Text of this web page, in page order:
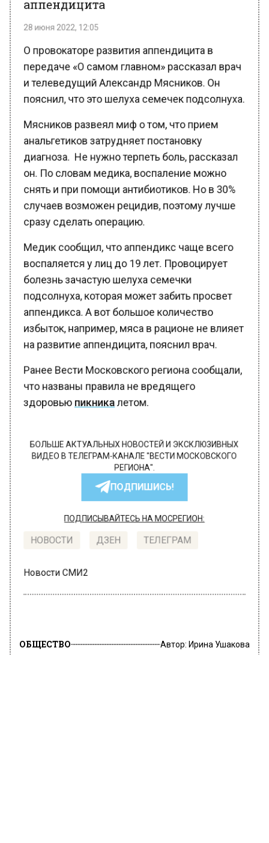
передаче «О самом главном» рассказал врач
и телеведущий Александр Мясников. Он
пояснил, что это шелуха семечек подсолнуха.
анальгетиков затрудняет постановку
диагноза. Не нужно терпеть боль, рассказал
он. По словам медика, воспаление можно
снять и при помощи антибиотиков. Но в 30%
сразу сделать операцию.
Медик сообщил, что аппендикс чаще всего
воспаляется у лиц до 19 лет. Провоцирует
болезнь зачастую шелуха семечки
подсолнуха, которая может забить просвет
аппендикса. А вот большое количество
избыток, например, мяса в рационе не влияет
на развитие аппендицита, пояснил врач.
Ранее Вести Московского региона сообщали,
что названы правила не вредящего
здоровьюпикникалетом.
БОЛЬШЕ АКТУАЛЬНЫХ НОВОСТЕЙ И ЭКСКЛЮЗИВНЫХ
ВИДЕО В ТЕЛЕГРАМ-КАНАЛЕ "ВЕСТИ МОСКОВСКОГО
РЕГИОНА".
ПОДПИШИСЬ!
ПОДПИСЫВАЙТЕСЬ НА МОСРЕГИОН:
НОВОСТИ ДЗЕН ТЕЛЕГРАМ
ОБЩЕСТВО Автор: Ирина Ушакова